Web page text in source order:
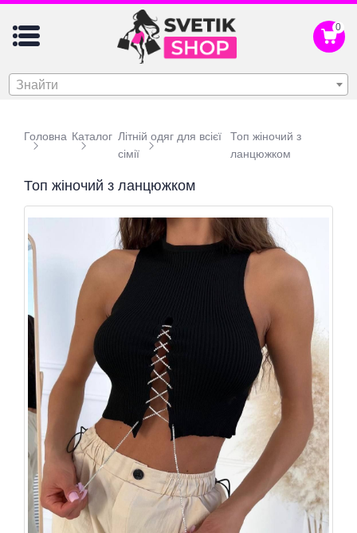
0
Знайти
Головна Каталог Літній одяг для всієї
сімії
Топ жіночий з
ланцюжком
Топ жіночий з ланцюжком